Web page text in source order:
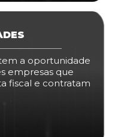
a oportunidade
empresas que
fiscal e contratam